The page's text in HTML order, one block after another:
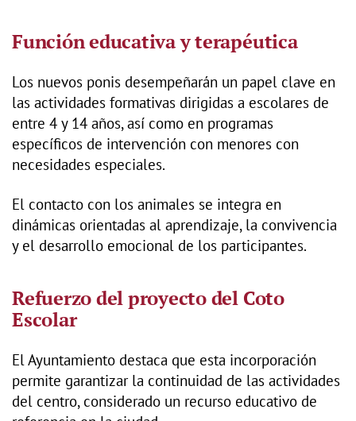
Función educativa y terapéutica
Los nuevos ponis desempeñarán un papel clave en
las actividades formativas dirigidas a escolares de
entre 4 y 14 años, así como en programas
específicos de intervención con menores con
necesidades especiales.
El contacto con los animales se integra en
dinámicas orientadas al aprendizaje, la convivencia
y el desarrollo emocional de los participantes.
Refuerzo del proyecto del Coto
Escolar
El Ayuntamiento destaca que esta incorporación
permite garantizar la continuidad de las actividades
del centro, considerado un recurso educativo de